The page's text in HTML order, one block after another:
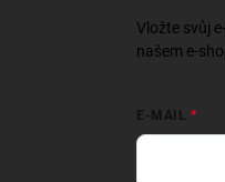
Vložte svůj
našem e-
E-MAIL